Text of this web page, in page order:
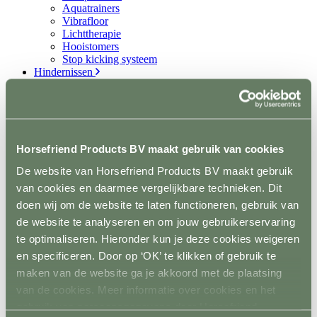
Horsefriend Products BV maakt gebruik van cookies
De website van Horsefriend Products BV maakt gebruik
van cookies en daarmee vergelijkbare technieken. Dit
doen wij om de website te laten functioneren, gebruik van
de website te analyseren en om jouw gebruikerservaring
te optimaliseren. Hieronder kun je deze cookies weigeren
en specificeren. Door op ‘OK’ te klikken of gebruik te
maken van de website ga je akkoord met de plaatsing
van de cookies. Meer informatie over cookies en het
gebruik van persoonsgegevens door Horsefriend
Aquatrainers
Vibrafloor
Lichttherapie
Hooistomers
Stop kicking systeem
Hindernissen
Balken
Lepels
Cavalettis
Sponsorhindernissen
Sloten
Hindernis toebehoren
Dressuur
Terug
Dressuurpiste
Letters
Mennen
Terug
Staanders